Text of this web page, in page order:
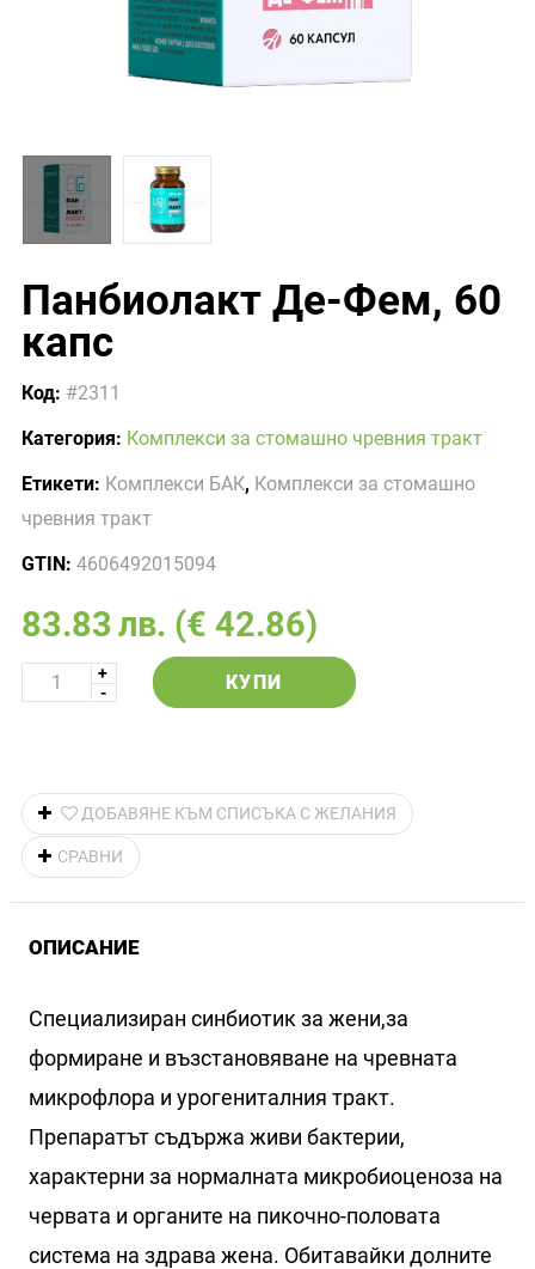
Панбиолакт Де-Фем, 60
капс
Код: #2311
Категория: Комплекси за стомашно чревния тракт
Етикети: Комплекси БАК, Комплекси за стомашно
чревния тракт
GTIN: 4606492015094
83.83лв. (€ 42.86)
КУПИ
ДОБАВЯНЕ КЪМ СПИСЪКА С ЖЕЛАНИЯ
СРАВНИ
ОПИСАНИЕ
Специализиран синбиотик за жени,за
формиране и възстановяване на чревната
микрофлора и урогениталния тракт.
Препаратът съдържа живи бактерии,
характерни за нормалната микробиоценоза на
червата и органите на пикочно-половата
система на здрава жена. Обитавайки долните